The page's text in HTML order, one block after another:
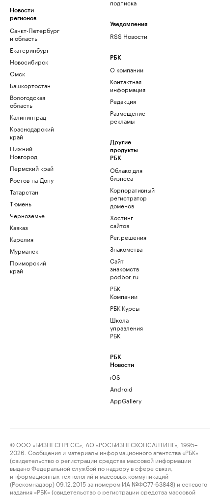
Новости
регионов
Санкт-Петербург
и область
Екатеринбург
Новосибирск
Омск
Башкортостан
Вологодская
область
Калининград
Краснодарский
край
Нижний
Новгород
Пермский край
Ростов-на-Дону
Татарстан
Тюмень
Черноземье
Кавказ
Карелия
Мурманск
Приморский
край
подписка
Уведомления
RSS Новости
РБК
О компании
Контактная
информация
Редакция
Размещение
рекламы
Другие
продукты
РБК
Облако для
бизнеса
Корпоративный
регистратор
доменов
Хостинг
сайтов
Рег.решения
Знакомства
Сайт
знакомств
podbor.ru
РБК
Компании
РБК Курсы
Школа
управления
РБК
РБК
Новости
iOS
Android
AppGallery
© ООО «БИЗНЕСПРЕСС», АО «РОСБИЗНЕСКОНСАЛТИНГ», 1995–
2026. Сообщения и материалы информационного агентства «РБК»
(свидетельство о регистрации средства массовой информации
выдано Федеральной службой по надзору в сфере связи,
информационных технологий и массовых коммуникаций
(Роскомнадзор) 09.12.2015 за номером ИА №ФС77-63848) и сетевого
издания «РБК» (свидетельство о регистрации средства массовой